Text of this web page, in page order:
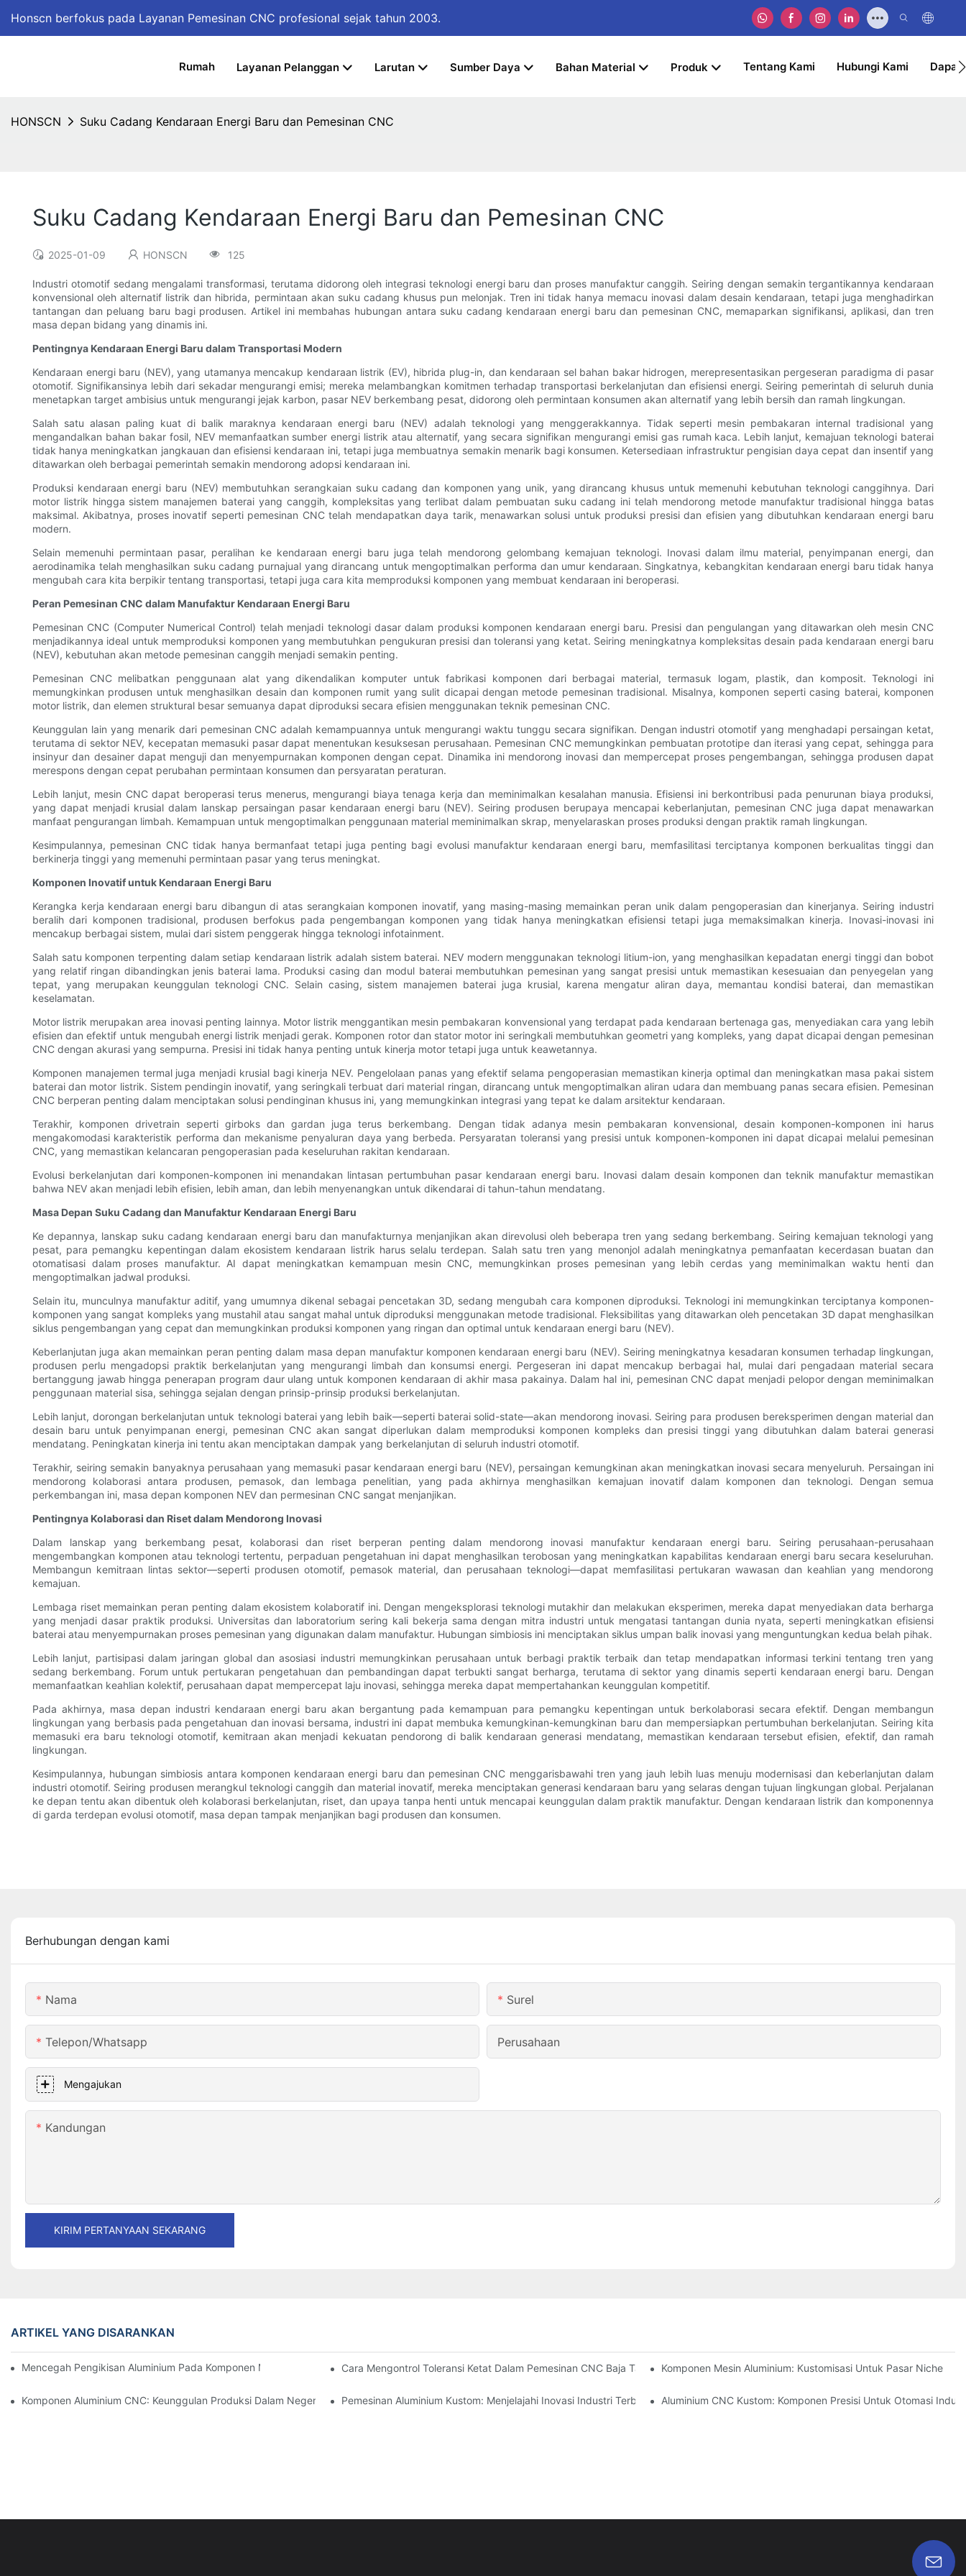
Honscn berfokus pada Layanan Pemesinan CNC profesional sejak tahun 2003.
Rumah Layanan Pelanggan Larutan Sumber Daya Bahan Material Produk Tentang Kami Hubungi Kami
HONSCN Suku Cadang Kendaraan Energi Baru dan Pemesinan CNC
Suku Cadang Kendaraan Energi Baru dan Pemesinan CNC
2025-01-09 HONSCN 125
Industri otomotif sedang mengalami transformasi, terutama didorong oleh integrasi teknologi energi baru dan proses manufaktur canggih. Seiring dengan semakin tergantikannya kendaraan
konvensional oleh alternatif listrik dan hibrida, permintaan akan suku cadang khusus pun melonjak. Tren ini tidak hanya memacu inovasi dalam desain kendaraan, tetapi juga menghadirkan
tantangan dan peluang baru bagi produsen. Artikel ini membahas hubungan antara suku cadang kendaraan energi baru dan pemesinan CNC, memaparkan signifikansi, aplikasi, dan tren
masa depan bidang yang dinamis ini.
Pentingnya Kendaraan Energi Baru dalam Transportasi Modern
Kendaraan energi baru (NEV), yang utamanya mencakup kendaraan listrik (EV), hibrida plug-in, dan kendaraan sel bahan bakar hidrogen, merepresentasikan pergeseran paradigma di pasar
otomotif. Signifikansinya lebih dari sekadar mengurangi emisi; mereka melambangkan komitmen terhadap transportasi berkelanjutan dan efisiensi energi. Seiring pemerintah di seluruh dunia
menetapkan target ambisius untuk mengurangi jejak karbon, pasar NEV berkembang pesat, didorong oleh permintaan konsumen akan alternatif yang lebih bersih dan ramah lingkungan.
Salah satu alasan paling kuat di balik maraknya kendaraan energi baru (NEV) adalah teknologi yang menggerakkannya. Tidak seperti mesin pembakaran internal tradisional yang
mengandalkan bahan bakar fosil, NEV memanfaatkan sumber energi listrik atau alternatif, yang secara signifikan mengurangi emisi gas rumah kaca. Lebih lanjut, kemajuan teknologi baterai
tidak hanya meningkatkan jangkauan dan efisiensi kendaraan ini, tetapi juga membuatnya semakin menarik bagi konsumen. Ketersediaan infrastruktur pengisian daya cepat dan insentif yang
ditawarkan oleh berbagai pemerintah semakin mendorong adopsi kendaraan ini.
Produksi kendaraan energi baru (NEV) membutuhkan serangkaian suku cadang dan komponen yang unik, yang dirancang khusus untuk memenuhi kebutuhan teknologi canggihnya. Dari
motor listrik hingga sistem manajemen baterai yang canggih, kompleksitas yang terlibat dalam pembuatan suku cadang ini telah mendorong metode manufaktur tradisional hingga batas
maksimal. Akibatnya, proses inovatif seperti pemesinan CNC telah mendapatkan daya tarik, menawarkan solusi untuk produksi presisi dan efisien yang dibutuhkan kendaraan energi baru
modern.
Selain memenuhi permintaan pasar, peralihan ke kendaraan energi baru juga telah mendorong gelombang kemajuan teknologi. Inovasi dalam ilmu material, penyimpanan energi, dan
aerodinamika telah menghasilkan suku cadang purnajual yang dirancang untuk mengoptimalkan performa dan umur kendaraan. Singkatnya, kebangkitan kendaraan energi baru tidak hanya
mengubah cara kita berpikir tentang transportasi, tetapi juga cara kita memproduksi komponen yang membuat kendaraan ini beroperasi.
Peran Pemesinan CNC dalam Manufaktur Kendaraan Energi Baru
Pemesinan CNC (Computer Numerical Control) telah menjadi teknologi dasar dalam produksi komponen kendaraan energi baru. Presisi dan pengulangan yang ditawarkan oleh mesin CNC
menjadikannya ideal untuk memproduksi komponen yang membutuhkan pengukuran presisi dan toleransi yang ketat. Seiring meningkatnya kompleksitas desain pada kendaraan energi baru
(NEV), kebutuhan akan metode pemesinan canggih menjadi semakin penting.
Pemesinan CNC melibatkan penggunaan alat yang dikendalikan komputer untuk fabrikasi komponen dari berbagai material, termasuk logam, plastik, dan komposit. Teknologi ini
memungkinkan produsen untuk menghasilkan desain dan komponen rumit yang sulit dicapai dengan metode pemesinan tradisional. Misalnya, komponen seperti casing baterai, komponen
motor listrik, dan elemen struktural besar semuanya dapat diproduksi secara efisien menggunakan teknik pemesinan CNC.
Keunggulan lain yang menarik dari pemesinan CNC adalah kemampuannya untuk mengurangi waktu tunggu secara signifikan. Dengan industri otomotif yang menghadapi persaingan ketat,
terutama di sektor NEV, kecepatan memasuki pasar dapat menentukan kesuksesan perusahaan. Pemesinan CNC memungkinkan pembuatan prototipe dan iterasi yang cepat, sehingga para
insinyur dan desainer dapat menguji dan menyempurnakan komponen dengan cepat. Dinamika ini mendorong inovasi dan mempercepat proses pengembangan, sehingga produsen dapat
merespons dengan cepat perubahan permintaan konsumen dan persyaratan peraturan.
Lebih lanjut, mesin CNC dapat beroperasi terus menerus, mengurangi biaya tenaga kerja dan meminimalkan kesalahan manusia. Efisiensi ini berkontribusi pada penurunan biaya produksi,
yang dapat menjadi krusial dalam lanskap persaingan pasar kendaraan energi baru (NEV). Seiring produsen berupaya mencapai keberlanjutan, pemesinan CNC juga dapat menawarkan
manfaat pengurangan limbah. Kemampuan untuk mengoptimalkan penggunaan material meminimalkan skrap, menyelaraskan proses produksi dengan praktik ramah lingkungan.
Kesimpulannya, pemesinan CNC tidak hanya bermanfaat tetapi juga penting bagi evolusi manufaktur kendaraan energi baru, memfasilitasi terciptanya komponen berkualitas tinggi dan
berkinerja tinggi yang memenuhi permintaan pasar yang terus meningkat.
Komponen Inovatif untuk Kendaraan Energi Baru
Kerangka kerja kendaraan energi baru dibangun di atas serangkaian komponen inovatif, yang masing-masing memainkan peran unik dalam pengoperasian dan kinerjanya. Seiring industri
beralih dari komponen tradisional, produsen berfokus pada pengembangan komponen yang tidak hanya meningkatkan efisiensi tetapi juga memaksimalkan kinerja. Inovasi-inovasi ini
mencakup berbagai sistem, mulai dari sistem penggerak hingga teknologi infotainment.
Salah satu komponen terpenting dalam setiap kendaraan listrik adalah sistem baterai. NEV modern menggunakan teknologi litium-ion, yang menghasilkan kepadatan energi tinggi dan bobot
yang relatif ringan dibandingkan jenis baterai lama. Produksi casing dan modul baterai membutuhkan pemesinan yang sangat presisi untuk memastikan kesesuaian dan penyegelan yang
tepat, yang merupakan keunggulan teknologi CNC. Selain casing, sistem manajemen baterai juga krusial, karena mengatur aliran daya, memantau kondisi baterai, dan memastikan
keselamatan.
Motor listrik merupakan area inovasi penting lainnya. Motor listrik menggantikan mesin pembakaran konvensional yang terdapat pada kendaraan bertenaga gas, menyediakan cara yang lebih
efisien dan efektif untuk mengubah energi listrik menjadi gerak. Komponen rotor dan stator motor ini seringkali membutuhkan geometri yang kompleks, yang dapat dicapai dengan pemesinan
CNC dengan akurasi yang sempurna. Presisi ini tidak hanya penting untuk kinerja motor tetapi juga untuk keawetannya.
Komponen manajemen termal juga menjadi krusial bagi kinerja NEV. Pengelolaan panas yang efektif selama pengoperasian memastikan kinerja optimal dan meningkatkan masa pakai sistem
baterai dan motor listrik. Sistem pendingin inovatif, yang seringkali terbuat dari material ringan, dirancang untuk mengoptimalkan aliran udara dan membuang panas secara efisien. Pemesinan
CNC berperan penting dalam menciptakan solusi pendinginan khusus ini, yang memungkinkan integrasi yang tepat ke dalam arsitektur kendaraan.
Terakhir, komponen drivetrain seperti girboks dan gardan juga terus berkembang. Dengan tidak adanya mesin pembakaran konvensional, desain komponen-komponen ini harus
mengakomodasi karakteristik performa dan mekanisme penyaluran daya yang berbeda. Persyaratan toleransi yang presisi untuk komponen-komponen ini dapat dicapai melalui pemesinan
CNC, yang memastikan kelancaran pengoperasian pada keseluruhan rakitan kendaraan.
Evolusi berkelanjutan dari komponen-komponen ini menandakan lintasan pertumbuhan pasar kendaraan energi baru. Inovasi dalam desain komponen dan teknik manufaktur memastikan
bahwa NEV akan menjadi lebih efisien, lebih aman, dan lebih menyenangkan untuk dikendarai di tahun-tahun mendatang.
Masa Depan Suku Cadang dan Manufaktur Kendaraan Energi Baru
Ke depannya, lanskap suku cadang kendaraan energi baru dan manufakturnya menjanjikan akan direvolusi oleh beberapa tren yang sedang berkembang. Seiring kemajuan teknologi yang
pesat, para pemangku kepentingan dalam ekosistem kendaraan listrik harus selalu terdepan. Salah satu tren yang menonjol adalah meningkatnya pemanfaatan kecerdasan buatan dan
otomatisasi dalam proses manufaktur. AI dapat meningkatkan kemampuan mesin CNC, memungkinkan proses pemesinan yang lebih cerdas yang meminimalkan waktu henti dan
mengoptimalkan jadwal produksi.
Selain itu, munculnya manufaktur aditif, yang umumnya dikenal sebagai pencetakan 3D, sedang mengubah cara komponen diproduksi. Teknologi ini memungkinkan terciptanya komponen-
komponen yang sangat kompleks yang mustahil atau sangat mahal untuk diproduksi menggunakan metode tradisional. Fleksibilitas yang ditawarkan oleh pencetakan 3D dapat menghasilkan
siklus pengembangan yang cepat dan memungkinkan produksi komponen yang ringan dan optimal untuk kendaraan energi baru (NEV).
Keberlanjutan juga akan memainkan peran penting dalam masa depan manufaktur komponen kendaraan energi baru (NEV). Seiring meningkatnya kesadaran konsumen terhadap lingkungan,
produsen perlu mengadopsi praktik berkelanjutan yang mengurangi limbah dan konsumsi energi. Pergeseran ini dapat mencakup berbagai hal, mulai dari pengadaan material secara
bertanggung jawab hingga penerapan program daur ulang untuk komponen kendaraan di akhir masa pakainya. Dalam hal ini, pemesinan CNC dapat menjadi pelopor dengan meminimalkan
penggunaan material sisa, sehingga sejalan dengan prinsip-prinsip produksi berkelanjutan.
Lebih lanjut, dorongan berkelanjutan untuk teknologi baterai yang lebih baik—seperti baterai solid-state—akan mendorong inovasi. Seiring para produsen bereksperimen dengan material dan
desain baru untuk penyimpanan energi, pemesinan CNC akan sangat diperlukan dalam memproduksi komponen kompleks dan presisi tinggi yang dibutuhkan dalam baterai generasi
mendatang. Peningkatan kinerja ini tentu akan menciptakan dampak yang berkelanjutan di seluruh industri otomotif.
Terakhir, seiring semakin banyaknya perusahaan yang memasuki pasar kendaraan energi baru (NEV), persaingan kemungkinan akan meningkatkan inovasi secara menyeluruh. Persaingan ini
mendorong kolaborasi antara produsen, pemasok, dan lembaga penelitian, yang pada akhirnya menghasilkan kemajuan inovatif dalam komponen dan teknologi. Dengan semua
perkembangan ini, masa depan komponen NEV dan permesinan CNC sangat menjanjikan.
Pentingnya Kolaborasi dan Riset dalam Mendorong Inovasi
Dalam lanskap yang berkembang pesat, kolaborasi dan riset berperan penting dalam mendorong inovasi manufaktur kendaraan energi baru. Seiring perusahaan-perusahaan
mengembangkan komponen atau teknologi tertentu, perpaduan pengetahuan ini dapat menghasilkan terobosan yang meningkatkan kapabilitas kendaraan energi baru secara keseluruhan.
Membangun kemitraan lintas sektor—seperti produsen otomotif, pemasok material, dan perusahaan teknologi—dapat memfasilitasi pertukaran wawasan dan keahlian yang mendorong
kemajuan.
Lembaga riset memainkan peran penting dalam ekosistem kolaboratif ini. Dengan mengeksplorasi teknologi mutakhir dan melakukan eksperimen, mereka dapat menyediakan data berharga
yang menjadi dasar praktik produksi. Universitas dan laboratorium sering kali bekerja sama dengan mitra industri untuk mengatasi tantangan dunia nyata, seperti meningkatkan efisiensi
baterai atau menyempurnakan proses pemesinan yang digunakan dalam manufaktur. Hubungan simbiosis ini menciptakan siklus umpan balik inovasi yang menguntungkan kedua belah pihak.
Lebih lanjut, partisipasi dalam jaringan global dan asosiasi industri memungkinkan perusahaan untuk berbagi praktik terbaik dan tetap mendapatkan informasi terkini tentang tren yang
sedang berkembang. Forum untuk pertukaran pengetahuan dan pembandingan dapat terbukti sangat berharga, terutama di sektor yang dinamis seperti kendaraan energi baru. Dengan
memanfaatkan keahlian kolektif, perusahaan dapat mempercepat laju inovasi, sehingga mereka dapat mempertahankan keunggulan kompetitif.
Pada akhirnya, masa depan industri kendaraan energi baru akan bergantung pada kemampuan para pemangku kepentingan untuk berkolaborasi secara efektif. Dengan membangun
lingkungan yang berbasis pada pengetahuan dan inovasi bersama, industri ini dapat membuka kemungkinan-kemungkinan baru dan mempersiapkan pertumbuhan berkelanjutan. Seiring kita
memasuki era baru teknologi otomotif, kemitraan akan menjadi kekuatan pendorong di balik kendaraan generasi mendatang, memastikan kendaraan tersebut efisien, efektif, dan ramah
lingkungan.
Kesimpulannya, hubungan simbiosis antara komponen kendaraan energi baru dan pemesinan CNC menggarisbawahi tren yang jauh lebih luas menuju modernisasi dan keberlanjutan dalam
industri otomotif. Seiring produsen merangkul teknologi canggih dan material inovatif, mereka menciptakan generasi kendaraan baru yang selaras dengan tujuan lingkungan global. Perjalanan
ke depan tentu akan dibentuk oleh kolaborasi berkelanjutan, riset, dan upaya tanpa henti untuk mencapai keunggulan dalam praktik manufaktur. Dengan kendaraan listrik dan komponennya
di garda terdepan evolusi otomotif, masa depan tampak menjanjikan bagi produsen dan konsumen.
Berhubungan dengan kami
Nama Surel
Telepon/whatsapp Perusahaan
Mengajukan
Kandungan
KIRIM PERTANYAAN SEKARANG
ARTIKEL YANG DISARANKAN
Mencegah Pengikisan Aluminium Pada Komponen Mesin Presisi: Solusi Desain, Peralatan, Dan PelapisanCara Mengontrol Toleransi Ketat Dalam Pemesinan CNC Baja Tahan Karat (304 Vs 316)Komponen Mesin Aluminium: Kustomisasi Untuk Pasar Niche
Komponen Aluminium CNC: Keunggulan Produksi Dalam Negeri Pemesinan Aluminium Kustom: Menjelajahi Inovasi Industri Terbaru Aluminium CNC Kustom: Komponen Presisi Untuk Otomasi